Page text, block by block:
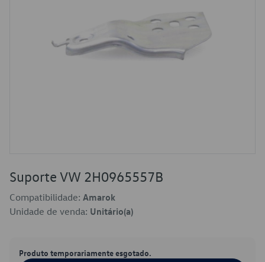
Suporte VW 2H0965557B
Compatibilidade: Amarok
Unidade de venda: Unitário(a)
Produto temporariamente esgotado.